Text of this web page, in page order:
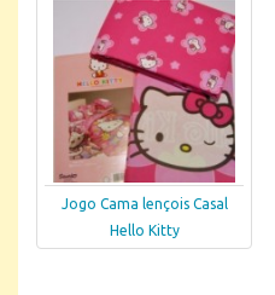
Jogo Cama lençois Casal
Hello Kitty